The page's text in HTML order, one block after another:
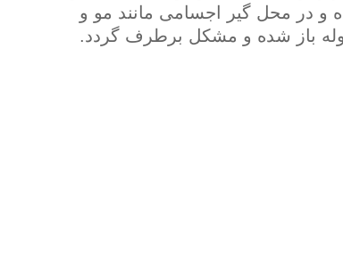
و در محل گیر اجسامی مانند مو و
باز شده و مشکل برطرف گردد.